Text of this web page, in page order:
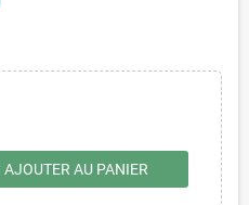
AJOUTER AU PANIER